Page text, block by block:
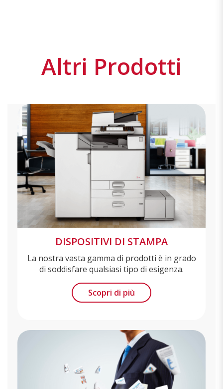
Altri Prodotti
DISPOSITIVI DI STAMPA
La nostra vasta gamma di prodotti è in grado
di soddisfare qualsiasi tipo di esigenza.
Scopri di più